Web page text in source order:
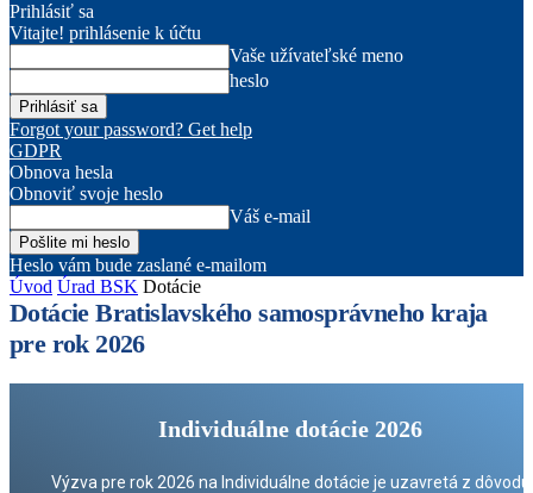
Prihlásiť sa
Vitajte! prihlásenie k účtu
Vaše užívateľské meno
heslo
Forgot your password? Get help
GDPR
Obnova hesla
Obnoviť svoje heslo
Váš e-mail
Heslo vám bude zaslané e-mailom
Úvod Úrad BSK Dotácie
Dotácie Bratislavského samosprávneho kraja
pre rok 2026
Individuálne dotácie 2026
Výzva pre rok 2026 na Individuálne dotácie je uzavretá z dôvodu